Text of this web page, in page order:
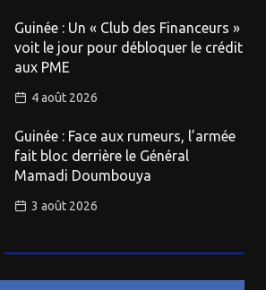
Guinée : Un « Club des Financeurs »
voit le jour pour débloquer le crédit
aux PME
4 août 2026
Guinée : Face aux rumeurs, l’armée
fait bloc derrière le Général
Mamadi Doumbouya
3 août 2026